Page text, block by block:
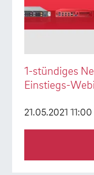
1-stündiges
Einstiegs-
21.05.2021 11:00